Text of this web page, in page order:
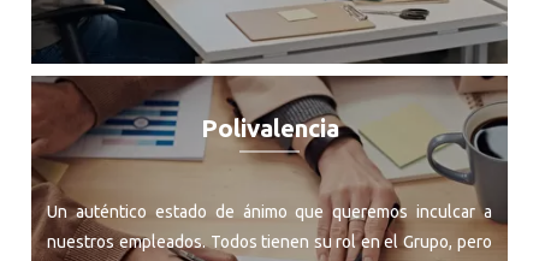
Polivalencia
Un auténtico estado de ánimo que queremos inculcar a
nuestros empleados. Todos tienen su rol en el Grupo, pero